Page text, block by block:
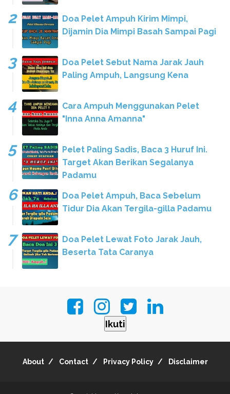
Doa Pelet Ampuh Kirim Mimpi,
Dijamin Dia Mimpi Basah Sampai Pagi
Doa Pelet Sebut Nama Jarak Jauh
Paling Ampuh, Langsung Kena
Cara Ampuh Menggunakan Pelet
"Inna Anna Amanna"
Pelet Paling Sadis, Baca 3 Huruf Ini.
Target Akan Berikan Segalanya
Padamu
Doa Pelet Ampuh, Baca Sebelum
Tidur Dia Akan Tergila-gilla Padamu
Doa Pelet Lewat Foto Jarak Jauh,
Beserta Tata Caranya
Ikuti
About Contact Privacy Policy Disclaimer